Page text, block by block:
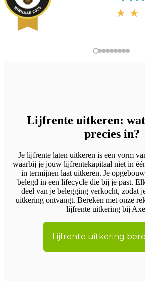
screen
reader
Lijfrente uitkeren:
precies in?
Je lijfrente laten uitkeren is een vorm
waarbij je jouw lijfrentekapitaal niet in
in termijnen laat uitkeren. Je
belegd in een lifecycle die bij je past.
deel van je belegging verkocht, zodat
uitkering ontvangt. Bereken met onze
lijfrente uitkering bij
Lijfrente uitkering